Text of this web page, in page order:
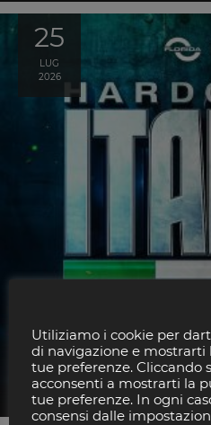
25
LUG
2026
Hardcore Italia – Outdoor
Discoteca Florida
Utiliziamo i cookie per
di navigazione e mostrarti
tue preferenze. Cliccando
acconsenti a mostrarti la
tue preferenze. In ogni
consensi dalle